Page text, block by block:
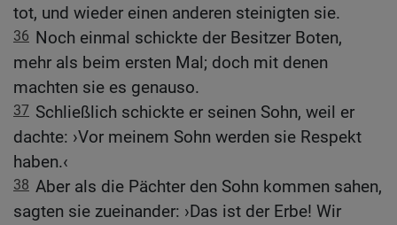
tot, und wieder einen anderen steinigten sie.
36 Noch einmal schickte der Besitzer Boten,
mehr als beim ersten Mal; doch mit denen
machten sie es genauso.
37 Schließlich schickte er seinen Sohn, weil er
dachte: ›Vor meinem Sohn werden sie Respekt
haben.‹
38 Aber als die Pächter den Sohn kommen sahen,
sagten sie zueinander: ›Das ist der Erbe! Wir